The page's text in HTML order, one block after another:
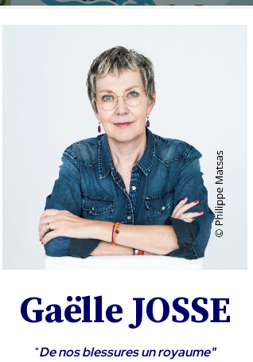
Gaëlle JOSSE
"De nos blessures un royaume"